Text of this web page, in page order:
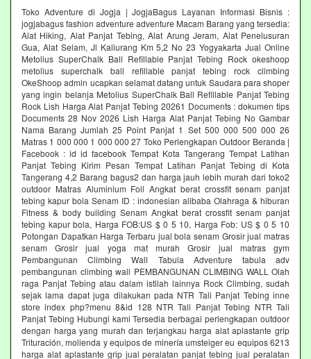
Toko Adventure di Jogja | JogjaBagus Layanan Informasi Bisnis :
jogjabagus fashion adventure adventure Macam Barang yang tersedia:
Alat Hiking, Alat Panjat Tebing, Alat Arung Jeram, Alat Penelusuran
Gua, Alat Selam, Jl Kaliurang Km 5,2 No 23 Yogyakarta Jual Online
Metolius SuperChalk Ball Refillable Panjat Tebing Rock okeshoop
metolius superchalk ball refillable panjat tebing rock climbing
OkeShoop admin ucapkan selamat datang untuk Saudara para shoper
yang ingin belanja Metolius SuperChalk Ball Refillable Panjat Tebing
Rock Lish Harga Alat Panjat Tebing 20261 Documents : dokumen tips
Documents 28 Nov 2026 Lish Harga Alat Panjat Tebing No Gambar
Nama Barang Jumlah 25 Point Panjat 1 Set 500 000 500 000 26
Matras 1 000 000 1 000 000 27 Toko Perlengkapan Outdoor Beranda |
Facebook : id id facebook Tempat Kota Tangerang Tempat Latihan
Panjat Tebing Kirim Pesan Tempat Latihan Panjat Tebing di Kota
Tangerang 4,2 Barang bagus2 dan harga jauh lebih murah dari toko2
outdoor Matras Aluminium Foil Angkat berat crossfit senam panjat
tebing kapur bola Senam ID : indonesian alibaba Olahraga & hiburan
Fitness & body building Senam Angkat berat crossfit senam panjat
tebing kapur bola, Harga FOB:US $ 0 5 10, Harga Fob: US $ 0 5 10
Potongan Dapatkan Harga Terbaru jual bola senam Grosir jual matras
senam Grosir jual yoga mat murah Grosir jual matras gym
Pembangunan Climbing Wall Tabula Adventure tabula adv
pembangunan climbing wall PEMBANGUNAN CLIMBING WALL Olah
raga Panjat Tebing atau dalam istilah lainnya Rock Climbing, sudah
sejak lama dapat juga dilakukan pada NTR Tali Panjat Tebing inne
store index php?menu 8&id 128 NTR Tali Panjat Tebing NTR Tali
Panjat Tebing Hubungi kami Tersedia berbagai perlengkapan outdoor
dengan harga yang murah dan terjangkau harga alat aplastante grip
Trituración, molienda y equipos de minería umsteiger eu equipos 6213
harga alat aplastante grip jual peralatan panjat tebing jual peralatan